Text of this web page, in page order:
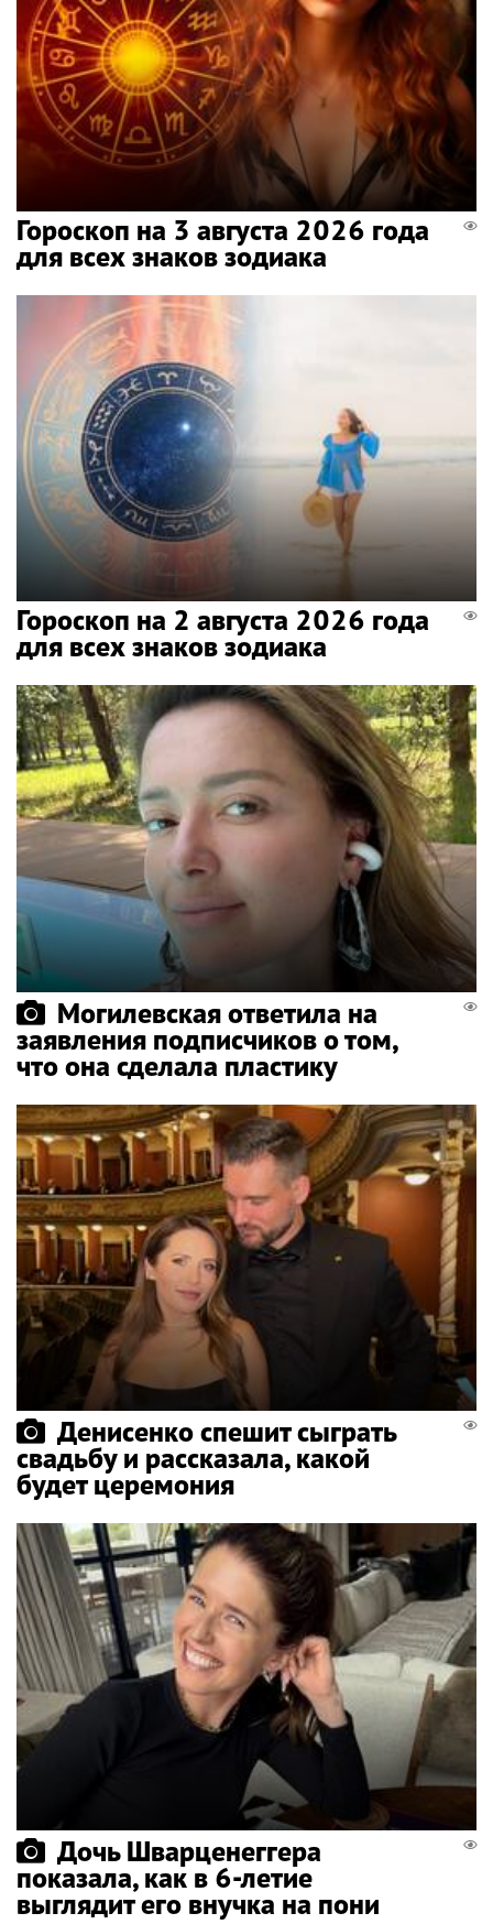
Гороскоп на 3 августа 2026 года
для всех знаков зодиака
Гороскоп на 2 августа 2026 года
для всех знаков зодиака
Могилевская ответила на
заявления подписчиков о том,
что она сделала пластику
Денисенко спешит сыграть
свадьбу и рассказала, какой
будет церемония
Дочь Шварценеггера
показала, как в 6-летие
выглядит его внучка на пони